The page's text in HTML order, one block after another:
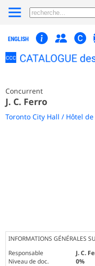
ENGLISH
Concurrent
J. C. Ferro
Toronto City Hall / Hôtel
INFORMATIONS GÉNÉRALES
Responsable
J. C.
Niveau de doc.
0%